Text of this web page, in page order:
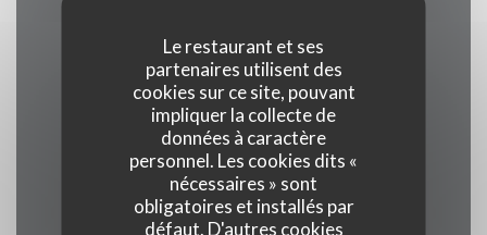
Le restaurant et ses
partenaires utilisent des
cookies sur ce site, pouvant
impliquer la collecte de
données à caractère
personnel. Les cookies dits «
nécessaires » sont
obligatoires et installés par
défaut. D'autres cookies
Services
Terrasse, Privatisation, Parking, Accès Wifi
Moyens de paiement
Visa, Titres restaurant, Maestro,